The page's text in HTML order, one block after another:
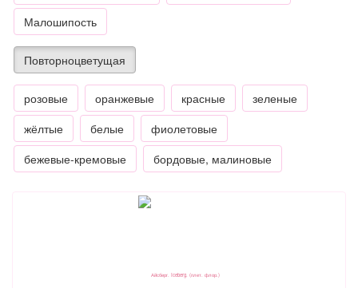
Малошипость
Повторноцветущая
розовые оранжевые красные
зеленые
жёлтые
белые
фиолетовые
бежевые-кремовые
бордовые, малиновые